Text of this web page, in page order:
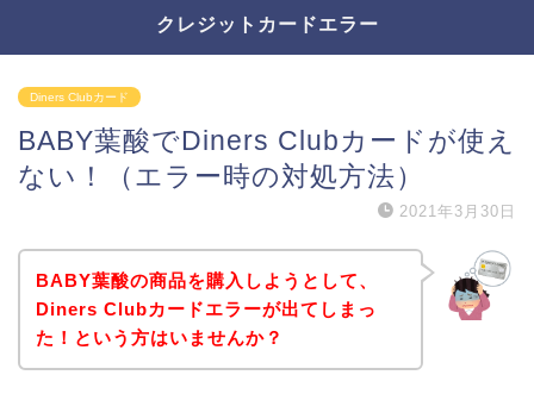
クレジットカードエラー
Diners Clubカード
BABY葉酸でDiners Clubカードが使え
ない！（エラー時の対処方法）
2021年3月30日
BABY葉酸の商品を購入しようとして、
Diners Clubカードエラーが出てしまっ
た！という方はいませんか？